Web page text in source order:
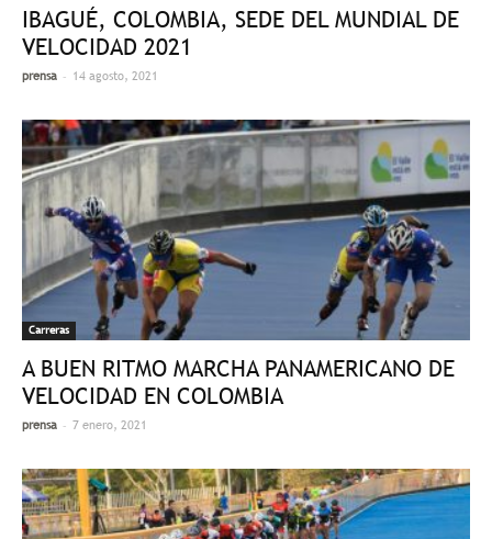
IBAGUÉ, COLOMBIA, SEDE DEL MUNDIAL DE
VELOCIDAD 2021
prensa - 14 agosto, 2021
Carreras
A BUEN RITMO MARCHA PANAMERICANO DE
VELOCIDAD EN COLOMBIA
prensa - 7 enero, 2021